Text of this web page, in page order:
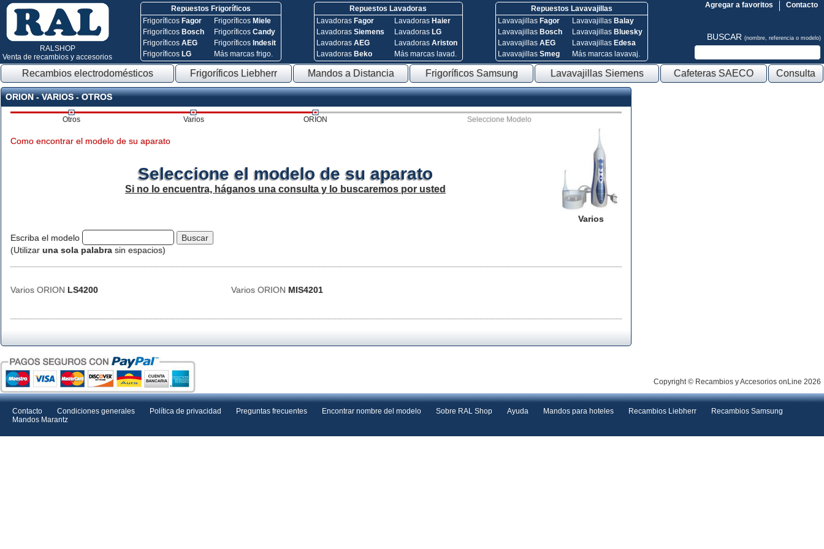
RALSHOP
Venta de recambios y accesorios
Repuestos Frigoríficos
Frigoríficos Fagor
Frigoríficos Bosch
FrigoríficosAEG
Frigoríficos LG
Frigoríficos Miele
FrigoríficosCandy
Frigoríficos Indesit
Más marcas frigo.
Repuestos Lavadoras
Lavadoras Fagor
Lavadoras Siemens
Lavadoras AEG
Lavadoras Beko
Lavadoras Haier
Lavadoras LG
Lavadoras Ariston
Más marcas lavad.
Repuestos Lavavajillas
Lavavajillas Fagor
Lavavajillas Bosch
Lavavajillas AEG
Lavavajillas Smeg
Lavavajillas Balay
Lavavajillas Bluesky
Lavavajillas Edesa
Más marcas lavavaj.
Contacto
Agregar a favoritos
BUSCAR (nombre, referencia o modelo)
Recambios electrodomésticos Frigoríficos Liebherr Mandos a Distancia Frigoríficos Samsung Lavavajillas Siemens Cafeteras SAECO Consulta
ORION - VARIOS - OTROS
Otros Varios ORION Seleccione Modelo
Varios
Como encontrar el modelo de su aparato
Seleccione el modelo de su aparato
Si no lo encuentra, háganos una consulta y lo buscaremos por usted
Escriba el modelo
(Utilizar una sola palabra sin espacios)
Varios ORION LS4200 Varios ORION MIS4201
Copyright © Recambios y Accesorios onLine 2026
Contacto Condiciones generales Política de privacidad Preguntas frecuentes Encontrar nombre del modelo Sobre RAL Shop Ayuda Mandos para hoteles Recambios Liebherr
Recambios Samsung
Mandos Marantz